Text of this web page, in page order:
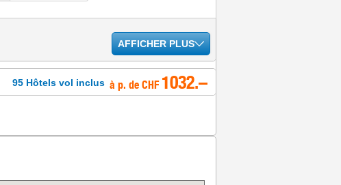
AFFICHER PLUS
95 Hôtels vol inclus à p. de CHF 1032.–